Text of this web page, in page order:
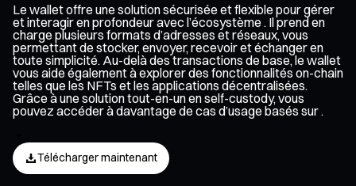
Le wallet offre une solution sécurisée et flexible pour gérer
et interagir en profondeur avec l’écosystème . Il prend en
charge plusieurs formats d’adresses et réseaux, vous
permettant de stocker, envoyer, recevoir et échanger en
toute simplicité. Au-delà des transactions de base, le wallet
vous aide également à explorer des fonctionnalités on-chain
telles que les NFTs et les applications décentralisées.
Grâce à une solution tout-en-un en self-custody, vous
pouvez accéder à davantage de cas d’usage basés sur .
Télécharger maintenant